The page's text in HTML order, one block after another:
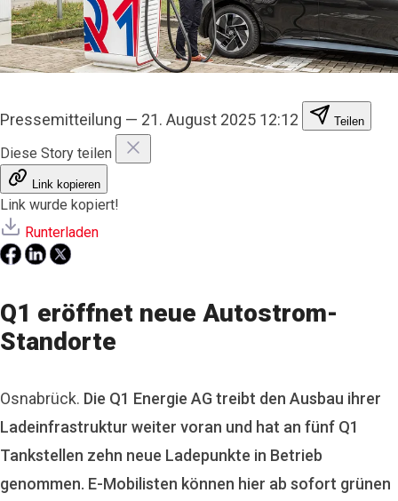
Pressemitteilung — 21. August 2025 12:12 Teilen
Diese Story teilen
Link kopieren
Link wurde kopiert!
Runterladen
Q1 eröffnet neue Autostrom-
Standorte
Osnabrück. Die Q1 Energie AG treibt den Ausbau ihrer
Ladeinfrastruktur weiter voran und hat an fünf Q1
Tankstellen zehn neue Ladepunkte in Betrieb
genommen. E-Mobilisten können hier ab sofort grünen